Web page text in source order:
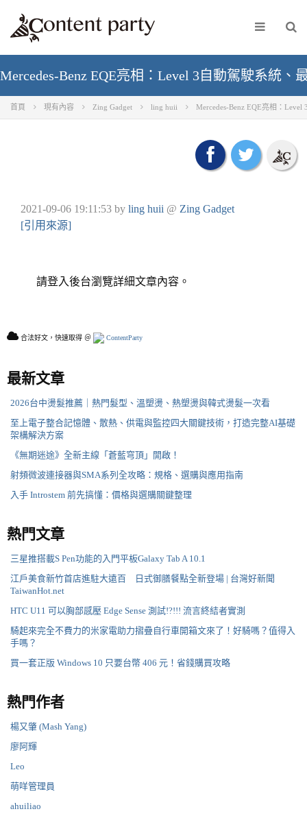
Mercedes-Benz EQE亮相：Level 3自動駕駛系統、
首頁 現有內容 Zing Gadget ling huii Mercedes-Benz EQE亮相：
2021-09-06 19:11:53 by ling huii @ Zing Gadget
[引用來源]
請登入後台瀏覽詳細文章內容。
合法好文，快速取得 ＠ ContentParty
最新文章
2026台中燙髮推薦｜熱門髮型、溫塑燙、熱塑燙與韓式燙髮一次看
至上電子整合記憶體、散熱、供電與監控四大關鍵技術，打造完整AI基礎
架構解決方案
《無期迷途》全新主線「蒼藍穹頂」開啟！
射頻微波連接器與SMA系列全攻略：規格、選購與應用指南
入手 Introstem 前先搞懂：價格與選購關鍵整理
熱門文章
三星推搭載S Pen功能的入門平板Galaxy Tab A 10.1
江戶美食新竹首店進駐大遠百 日式御膳餐點全新登場 | 台灣好新聞
TaiwanHot.net
HTC U11 可以胸部感壓 Edge Sense 測試!?!!! 流言終結者實測
騎起來完全不費力的米家電助力摺疊自行車開箱文來了！好騎嗎？值得入
手嗎？
買一套正版 Windows 10 只要台幣 406 元！省錢購買攻略
熱門作者
楊又肇 (Mash Yang)
廖阿輝
Leo
萌咩管理員
ahuiliao